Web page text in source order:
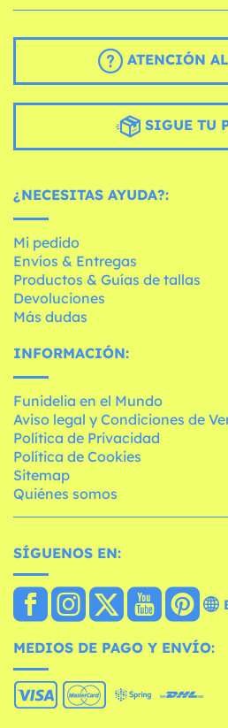
ATENCIÓN
SIGUE TU
¿NECESITAS AYUDA?:
Mi pedido
Envíos & Entregas
Productos & Guías de tallas
Devoluciones
Más dudas
INFORMACIÓN:
Funidelia en el Mundo
Aviso legal y Condiciones de
Política de Privacidad
Política de Cookies
Sitemap
Quiénes somos
SÍGUENOS EN:
MEDIOS DE PAGO Y ENVÍO: